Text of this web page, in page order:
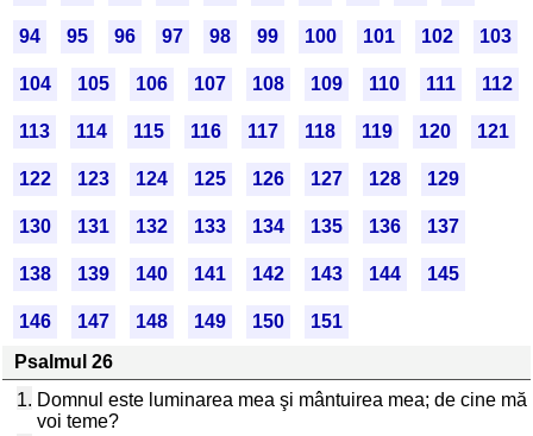
94 95 96 97 98 99 100 101 102 103
104 105 106 107 108 109 110 111 112
113 114 115 116 117 118 119 120 121
122 123 124 125 126 127 128 129
130 131 132 133 134 135 136 137
138 139 140 141 142 143 144 145
146 147 148 149 150
151
Psalmul 26
1. Domnul este luminarea mea şi mântuirea mea; de cine mă
voi teme?